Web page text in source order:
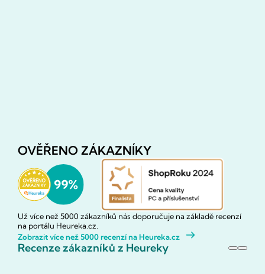
OVĚŘENO ZÁKAZNÍKY
Už více než 5000 zákazníků nás doporučuje na základě recenzí
na portálu Heureka.cz.
Zobrazit více než 5000 recenzí na Heureka.cz
Recenze zákazníků z Heureky